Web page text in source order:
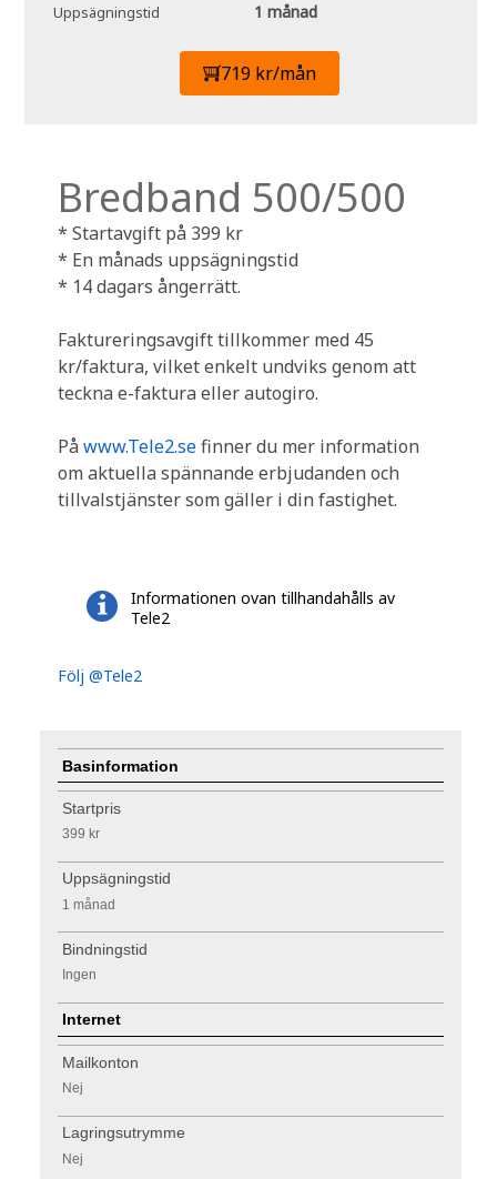
Uppsägningstid 1 månad
719 kr/mån
Bredband 500/500
* Startavgift på 399 kr
* En månads uppsägningstid
* 14 dagars ångerrätt.
Faktureringsavgift tillkommer med 45
kr/faktura, vilket enkelt undviks genom att
teckna e-faktura eller autogiro.
På www.Tele2.sefinner du mer information
om aktuella spännande erbjudanden och
tillvalstjänster som gäller i din fastighet.
Informationen ovan tillhandahålls av
Tele2
Följ @Tele2
Basinformation
Startpris
399 kr
Uppsägningstid
1 månad
Bindningstid
Ingen
Internet
Mailkonton
Nej
Lagringsutrymme
Nej